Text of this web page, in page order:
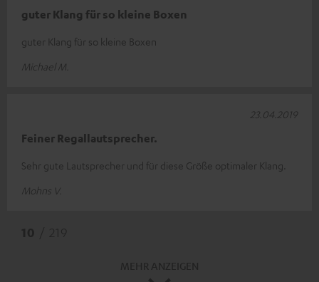
guter Klang für so kleine Boxen
guter Klang für so kleine Boxen
Michael M.
Feiner Regallautsprecher.
Sehr gute Lautsprecher und für diese Größe optimaler Klang.
Mohns V.
23.04.2019